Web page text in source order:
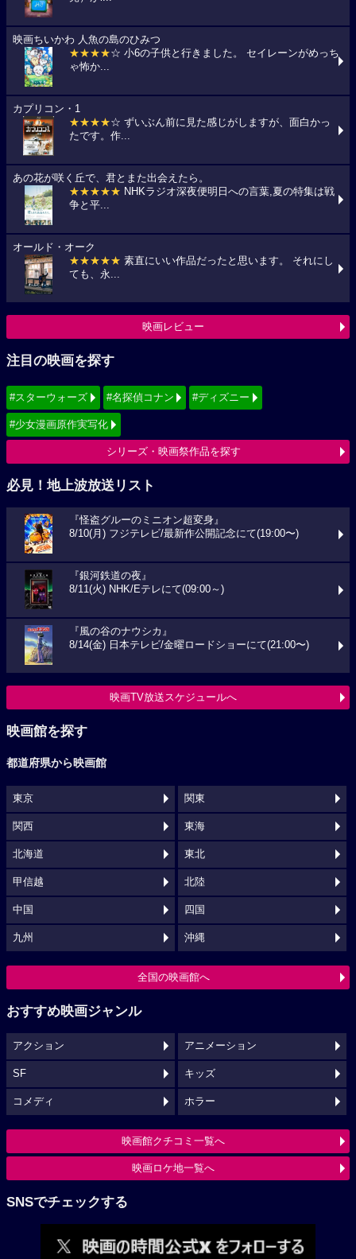
映画ちいかわ 人魚の島のひみつ
★★★★☆ 小6の子供と行きました。 セイレーンがめっち
ゃ怖か...
カプリコン・1
★★★★☆ ずいぶん前に見た感じがしますが、面白かっ
たです。作...
あの花が咲く丘で、君とまた出会えたら。
★★★★★ NHKラジオ深夜便明日への言葉,夏の特集は戦
争と平...
オールド・オーク
★★★★★ 素直にいい作品だったと思います。 それにし
ても、永...
映画レビュー
注目の映画を探す
#スターウォーズ #名探偵コナン #ディズニー
#少女漫画原作実写化
シリーズ・映画祭作品を探す
必見！地上波放送リスト
『怪盗グルーのミニオン超変身』
8/10(月) フジテレビ/最新作公開記念にて(19:00〜)
『銀河鉄道の夜』
8/11(火) NHK/Eテレにて(09:00～)
『風の谷のナウシカ』
8/14(金) 日本テレビ/金曜ロードショーにて(21:00〜)
映画TV放送スケジュールへ
映画館を探す
都道府県から映画館
東京 関東
関西 東海
北海道 東北
甲信越 北陸
中国 四国
九州 沖縄
全国の映画館へ
おすすめ映画ジャンル
アクション アニメーション
SF キッズ
コメディ ホラー
映画館クチコミ一覧へ
映画ロケ地一覧へ
SNSでチェックする